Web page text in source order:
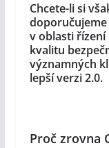
Chcete-li si
v oblasti
kvalitu
významných
lepší verzi 2.0.
Proč zrovna